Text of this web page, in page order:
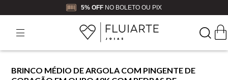
5% OFF NO BOLETO OU PIX
BRINCO MÉDIO DE ARGOLA COM PINGENTE DE